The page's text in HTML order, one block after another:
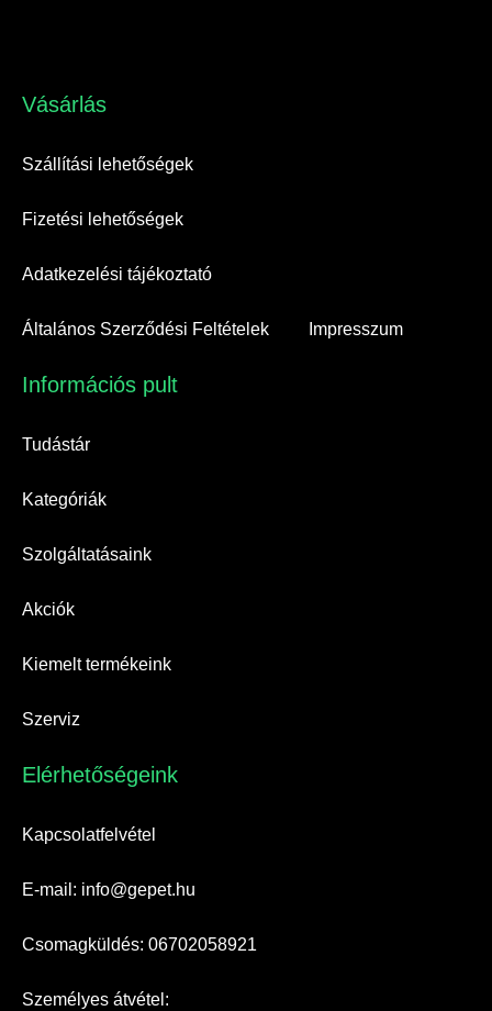
Vásárlás​
Szállítási lehetőségek
Fizetési lehetőségek
Adatkezelési tájékoztató
Általános Szerződési Feltételek Impresszum
Információs pult​
Tudástár
Kategóriák
Szolgáltatásaink
Akciók
Kiemelt termékeink
Szerviz
Elérhetőségeink​
Kapcsolatfelvétel
E-mail: info@gepet.hu
Csomagküldés: 06702058921
Személyes átvétel: